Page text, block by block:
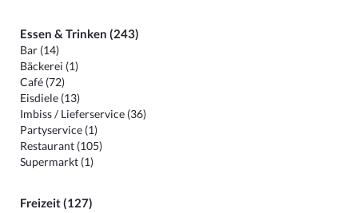
Essen & Trinken (243)
Bar (14)
Bäckerei (1)
Café (72)
Eisdiele (13)
Imbiss / Lieferservice (36)
Partyservice (1)
Restaurant (105)
Supermarkt (1)
Freizeit (127)